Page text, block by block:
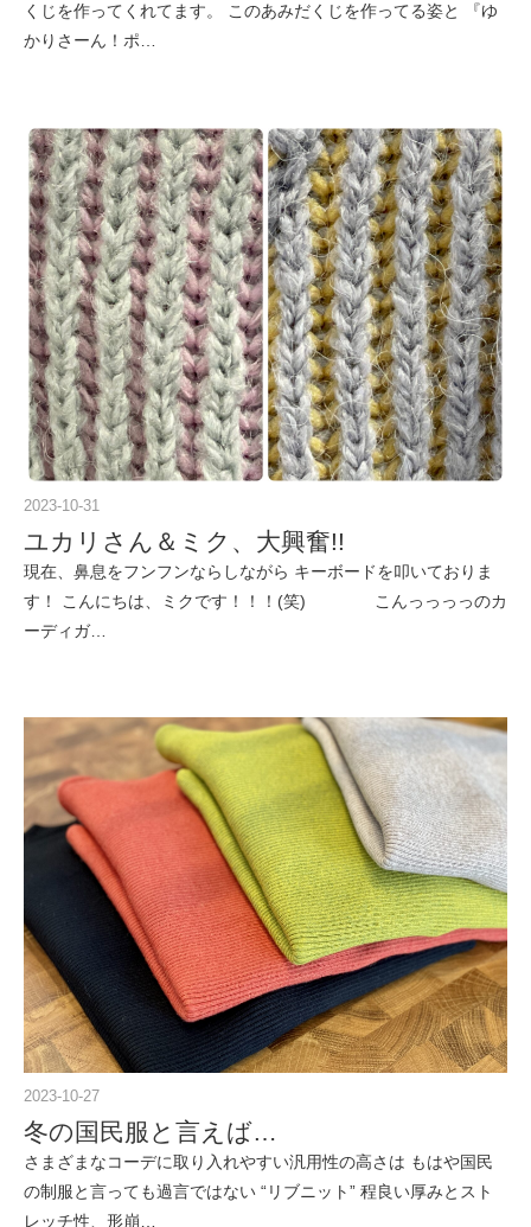
くじを作ってくれてます。 このあみだくじを作ってる姿と 『ゆ
かりさーん！ポ…
2023-10-31
ユカリさん＆ミク、大興奮!!
現在、鼻息をフンフンならしながら キーボードを叩いておりま
す！ こんにちは、ミクです！！！(笑) こんっっっっのカ
ーディガ…
2023-10-27
冬の国民服と言えば…
さまざまなコーデに取り入れやすい汎用性の高さは もはや国民
の制服と言っても過言ではない “リブニット” 程良い厚みとスト
レッチ性、形崩…